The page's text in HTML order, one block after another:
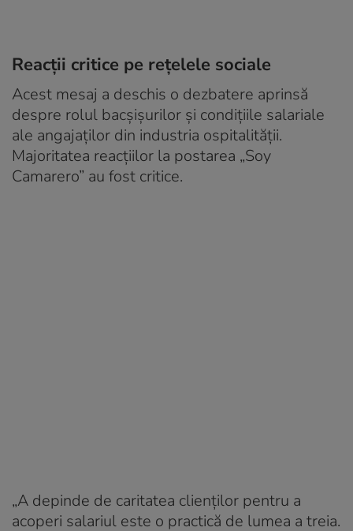
Reacții critice pe rețelele sociale
Acest mesaj a deschis o dezbatere aprinsă
despre rolul bacșișurilor și condițiile salariale
ale angajaților din industria ospitalității.
Majoritatea reacțiilor la postarea „Soy
Camarero” au fost critice.
„A depinde de caritatea clienților pentru a
acoperi salariul este o practică de lumea a treia.